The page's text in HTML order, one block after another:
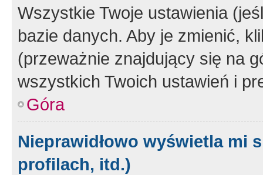
Wszystkie Twoje ustawienia
bazie danych. Aby je zmienić,
(przeważnie znajdujący się na
wszystkich Twoich ustawień i
Góra
Nieprawidłowo wyświetla mi
profilach, itd.)